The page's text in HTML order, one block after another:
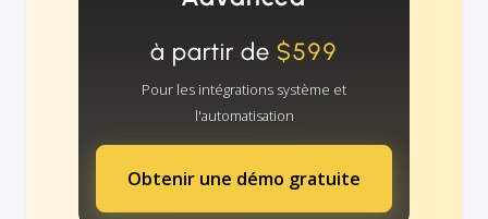
à partir de $599
Pour les intégrations système et
l'automatisation
Obtenir une démo gratuite